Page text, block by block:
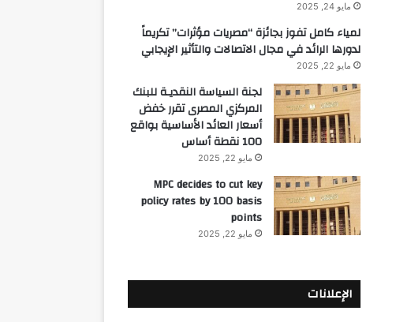
مايو 24, 2025
لمياء كامل تفوز بجائزة “مصريات مؤثرات” تكريماً
لدورها الرائد في مجال الاتصالات والتأثير الإيجابي
مايو 22, 2025
لجنة السياسة النقديـة للبنك
المركزي المصرى تقرر خفض
أسعار العائد الأساسية بواقع
100 نقطة أساس
مايو 22, 2025
MPC decides to cut key
policy rates by 100 basis
points
مايو 22, 2025
الإعلانات